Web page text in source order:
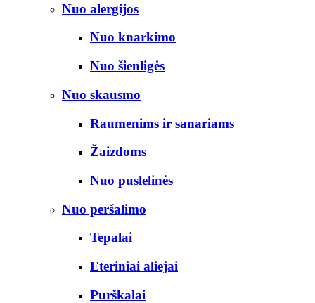
Nuo alergijos
Nuo knarkimo
Nuo šienligės
Nuo skausmo
Raumenims ir sanariams
Žaizdoms
Nuo puslelinės
Nuo peršalimo
Tepalai
Eteriniai aliejai
Purškalai